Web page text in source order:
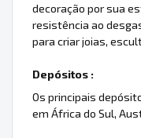
decoração por sua
resistência ao
para criar joias,
Depósitos :
Os principais
em África do Sul,